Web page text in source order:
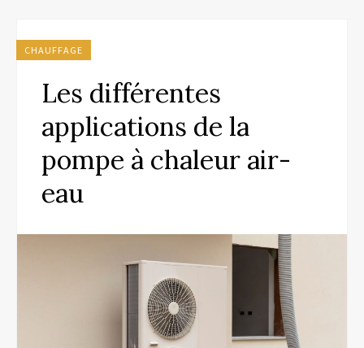
CHAUFFAGE
Les différentes
applications de la
pompe à chaleur air-
eau